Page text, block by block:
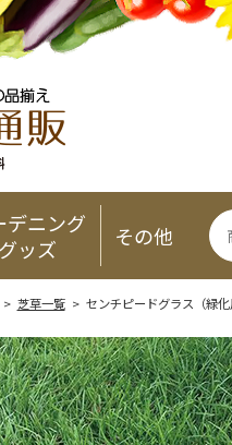
デニング
グッズ
その他
芝草一覧> センチピードグラス（緑化